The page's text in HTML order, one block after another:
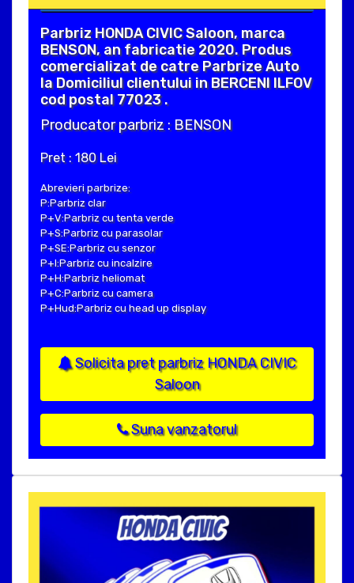
Parbriz HONDA CIVIC Saloon, marca
BENSON, an fabricatie 2020. Produs
comercializat de catre Parbrize Auto
la Domiciliul clientului in BERCENI ILFOV
cod postal 77023 .
Producator parbriz : BENSON
Pret : 180 Lei
Abrevieri parbrize:
P:Parbriz clar
P+V:Parbriz cu tenta verde
P+S:Parbriz cu parasolar
P+SE:Parbriz cu senzor
P+I:Parbriz cu incalzire
P+H:Parbriz heliomat
P+C:Parbriz cu camera
P+Hud:Parbriz cu head up display
Solicita pret parbriz HONDA CIVIC
Saloon
Suna vanzatorul